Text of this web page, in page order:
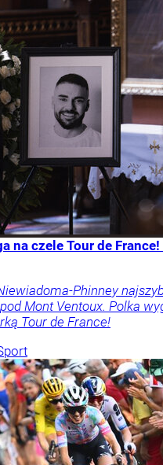
na czele Tour de
Phinney
Mont Ventoux. Polka
Tour de France!